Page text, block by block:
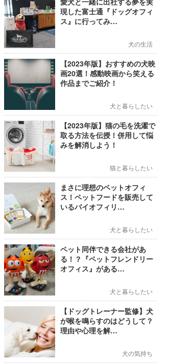
現した富士通『ドッグオフィ
ス』に行ってみ…
犬の生活
【2023年版】おすすめの犬映
画20選！感動映画から笑える
作品までご紹介！
犬と暮らしたい
【2023年版】猫の毛を洗濯で
取る方法を伝授！併用して悩
みを解消しよう！
猫と暮らしたい
まさに理想のペットオフィ
ス！ペットフードを販売して
いるバイオフィリ…
犬と暮らしたい
ペット同伴できる会社があ
る！？『ペットフレンドリー
オフィス』がある…
犬と暮らしたい
【ドッグトレーナー監修】犬
が喉を鳴らすのはどうして？
理由や心理を解…
犬の気持ち